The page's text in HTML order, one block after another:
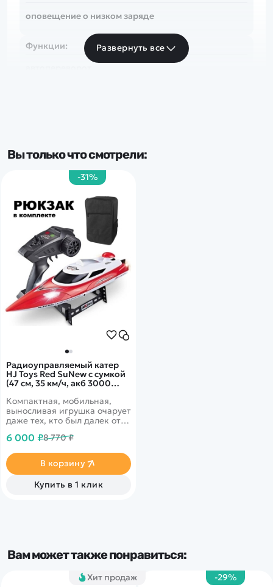
оповещение о низком заряде
Функции:
Развернуть все
Вы только что смотрели:
-31%
Радиоуправляемый катер
HJ Toys Red SuNew с сумкой
(47 см, 35 км/ч, акб 3000
Компактная, мобильная,
выносливая игрушка очарует
даже тех, кто был далек от
техники.
6 000 ₽8 770 ₽
В корзину
Купить в 1 клик
Вам может также понравиться:
-29%
Хит продаж